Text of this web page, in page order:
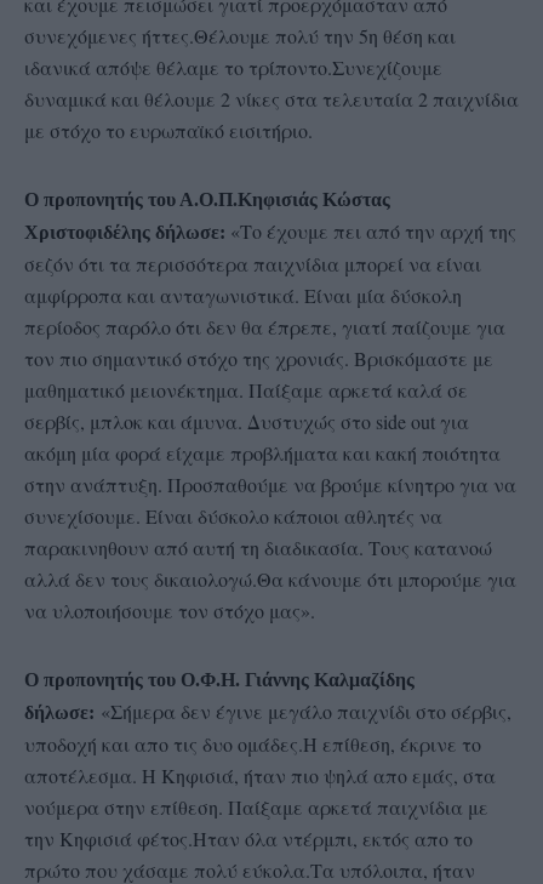
συνεχόμενες ήττες.Θέλουμε πολύ την 5η θέση και
ιδανικά απόψε θέλαμε το τρίποντο.Συνεχίζουμε
δυναμικά και θέλουμε 2 νίκες στα τελευταία 2 παιχνίδια
με στόχο το ευρωπαϊκό εισιτήριο.
Ο προπονητής του Α.Ο.Π.Κηφισιάς Κώστας
Χριστοφιδέλης δήλωσε: «Το έχουμε πει από την αρχή της
σεζόν ότι τα περισσότερα παιχνίδια μπορεί να είναι
αμφίρροπα και ανταγωνιστικά. Είναι μία δύσκολη
περίοδος παρόλο ότι δεν θα έπρεπε, γιατί παίζουμε για
τον πιο σημαντικό στόχο της χρονιάς. Βρισκόμαστε με
μαθηματικό μειονέκτημα. Παίξαμε αρκετά καλά σε
σερβίς, μπλοκ και άμυνα. Δυστυχώς στο side out για
ακόμη μία φορά είχαμε προβλήματα και κακή ποιότητα
στην ανάπτυξη. Προσπαθούμε να βρούμε κίνητρο για να
συνεχίσουμε. Είναι δύσκολο κάποιοι αθλητές να
παρακινηθουν από αυτή τη διαδικασία. Τους κατανοώ
αλλά δεν τους δικαιολογώ.Θα κάνουμε ότι μπορούμε για
να υλοποιήσουμε τον στόχο μας».
Ο προπονητής του Ο.Φ.Η. Γιάννης Καλμαζίδης
δήλωσε: «Σήμερα δεν έγινε μεγάλο παιχνίδι στο σέρβις,
υποδοχή και απο τις δυο ομάδες.Η επίθεση, έκρινε το
αποτέλεσμα. Η Κηφισιά, ήταν πιο ψηλά απο εμάς, στα
νούμερα στην επίθεση. Παίξαμε αρκετά παιχνίδια με
την Κηφισιά φέτος.Ηταν όλα ντέρμπι, εκτός απο το
πρώτο που χάσαμε πολύ εύκολα.Τα υπόλοιπα, ήταν